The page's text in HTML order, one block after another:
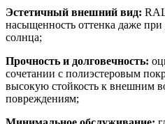
Эстетичный внешний вид:
насыщенность оттенка даже при
солнца;
Прочность и долговечность:
сочетании с полиэстеровым
высокую стойкость к внешним
повреждениям;